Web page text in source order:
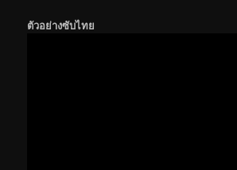
ตัวอย่างซับไทย